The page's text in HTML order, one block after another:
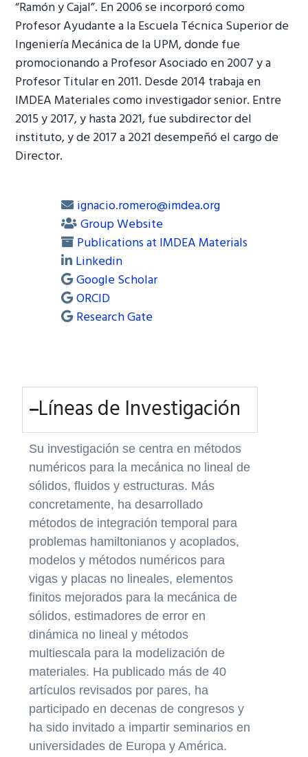
“Ramón y Cajal”. En 2006 se incorporó como
Profesor Ayudante a la Escuela Técnica Superior de
Ingeniería Mecánica de la UPM, donde fue
promocionando a Profesor Asociado en 2007 y a
Profesor Titular en 2011. Desde 2014 trabaja en
IMDEA Materiales como investigador senior. Entre
2015 y 2017, y hasta 2021, fue subdirector del
instituto, y de 2017 a 2021 desempeñó el cargo de
Director.
ignacio.romero@imdea.org
Group Website
Publications at IMDEA Materials
Linkedin
Google Scholar
ORCID
Research Gate
Líneas de Investigación
Su investigación se centra en métodos
numéricos para la mecánica no lineal de
sólidos, fluidos y estructuras. Más
concretamente, ha desarrollado
métodos de integración temporal para
problemas hamiltonianos y acoplados,
modelos y métodos numéricos para
vigas y placas no lineales, elementos
finitos mejorados para la mecánica de
sólidos, estimadores de error en
dinámica no lineal y métodos
multiescala para la modelización de
materiales. Ha publicado más de 40
artículos revisados por pares, ha
participado en decenas de congresos y
ha sido invitado a impartir seminarios en
universidades de Europa y América.